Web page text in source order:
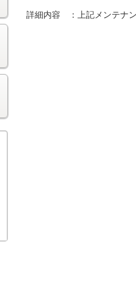
詳細内容　：上記メンテナ